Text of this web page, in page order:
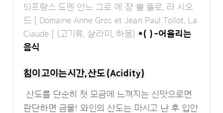
5)프랑스 도멘 안느 그로 에 쟝 뽈 똘로, 라 시오
드 [ Domaine Anne Gros et Jean Paul Tollot, La
Ciaude ] (고기류, 살라미, 하몽) *( )-어울리는
음식
침이 고이는 시간, 산도 (Acidity)
산도를 단순히 첫 모금에 느껴지는 신맛으로면
판단하면 금물! 와인의 산도는 마시고 난 후 입안